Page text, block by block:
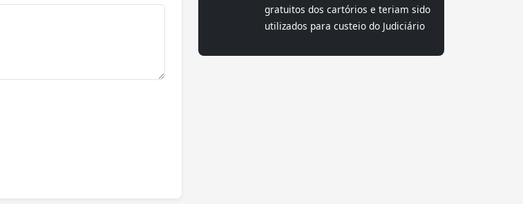
gratuitos dos cartórios e teriam sido
utilizados para custeio do Judiciário